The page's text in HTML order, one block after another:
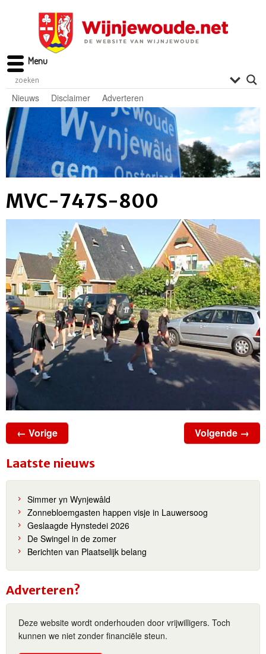
Nieuws Disclaimer Adverteren
MVC-747S-800
← Vorige Volgende →
Laatste nieuws
Simmer yn Wynjewâld
Zonnebloemgasten happen visje in Lauwersoog
Geslaagde Hynstedei 2026
De Swingel in de zomer
Berichten van Plaatselijk belang
Adverteren?
Deze website wordt onderhouden door vrijwilligers. Toch
kunnen we niet zonder financiële steun.
Menu